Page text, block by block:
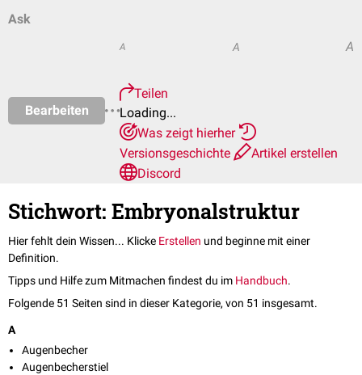
Ask
Bearbeiten
A A A
Teilen
Loading...
Was zeigt hierher
Versionsgeschichte
Artikel erstellen
Discord
Stichwort: Embryonalstruktur
Hier fehlt dein Wissen... Klicke Erstellen und beginne mit einer
Definition.
Tipps und Hilfe zum Mitmachen findest du im Handbuch.
Folgende 51 Seiten sind in dieser Kategorie, von 51 insgesamt.
A
Augenbecher
Augenbecherstiel